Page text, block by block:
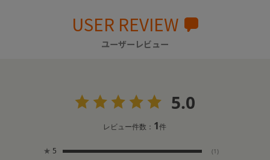
USER REVIEW
ユーザーレビュー
5.0
レビュー件数： 1件
★ 5 (1)